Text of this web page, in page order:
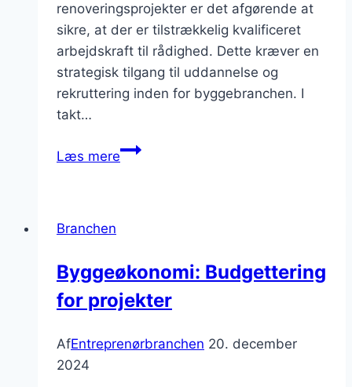
renoveringsprojekter er det afgørende at
sikre, at der er tilstrækkelig kvalificeret
arbejdskraft til rådighed. Dette kræver en
strategisk tilgang til uddannelse og
rekruttering inden for byggebranchen. I
takt…
Læs mereByggearbejdskraftens
Branchen
Byggeøkonomi: Budgettering
for projekter
AfEntreprenørbranchen 20. december
2024